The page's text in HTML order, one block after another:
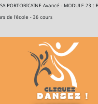
PORTORICAINE Avancé - MODULE 23
de l'école - 36 cours